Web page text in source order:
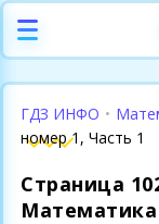
ГДЗ ИНФО •
номер 1, Часть 1
Страница